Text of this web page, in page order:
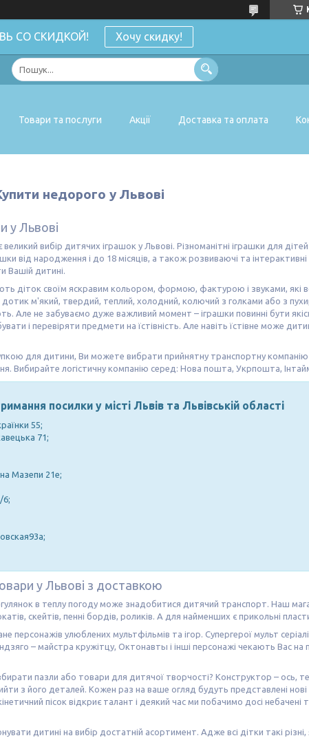
СО СКИДКОЙ! Хочу скидку!
Товари та послуги Акції Доставка та оплата
недорого у Львові
у Львові
вибір дитячих іграшок у Львові. Різноманітні іграшки для
від народження і до 18 місяців, а також розвиваючі та інтерактивні
Вашій дитині.
діток своїм яскравим кольором, формою, фактурою і звуками,
дотик м'який, твердий, теплий, холодний, колючий з голками або з
Але не забуваємо дуже важливий момент – іграшки повинні бути
і перевіряти предмети на їстівність. Але навіть їстівне може
для дитини, Ви можете вибрати прийнятну транспортну
Вибирайте логістичну компанію серед: Нова пошта, Укрпошта,
посилки у місті Львів та Львівській області
55;
71;
Мазепи 21е;
6;
у Львові з доставкою
в теплу погоду може знадобитися дитячий транспорт. Наш
скейтів, пенні бордів, роликів. А для найменших є прикольні
персонажів улюблених мультфільмів та ігор. Супергерої мульт
– майстра кружітцу, Октонавты і інші персонажі чекають Вас на
пазли або товари для дитячої творчості? Конструктор – ось,
з його деталей. Кожен раз на ваше огляд будуть представлені нові
пісок відкриє талант і деякий час ми побачимо досі небачені
дитині на вибір достатній асортимент. Адже всі дітки такі різні,